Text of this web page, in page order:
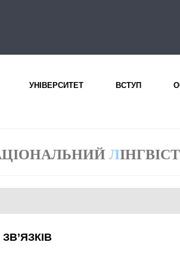
УНІВЕРСИТЕТ ВСТУП
Л